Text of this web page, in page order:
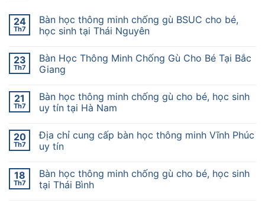
24
Th7
Bàn học thông minh chống gù BSUC cho bé,
học sinh tại Thái Nguyên
23
Th7
Bàn Học Thông Minh Chống Gù Cho Bé Tại Bắc
Giang
21
Th7
Bàn học thông minh chống gù cho bé, học sinh
uy tín tại Hà Nam
20
Th7
Địa chỉ cung cấp bàn học thông minh Vĩnh Phúc
uy tín
18
Th7
Bàn học thông minh chống gù cho bé, học sinh
tại Thái Bình